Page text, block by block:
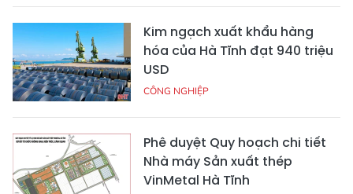
Kim ngạch xuất khẩu hàng
hóa của Hà Tĩnh đạt 940 triệu
USD
CÔNG NGHIỆP
Phê duyệt Quy hoạch chi tiết
Nhà máy Sản xuất thép
VinMetal Hà Tĩnh